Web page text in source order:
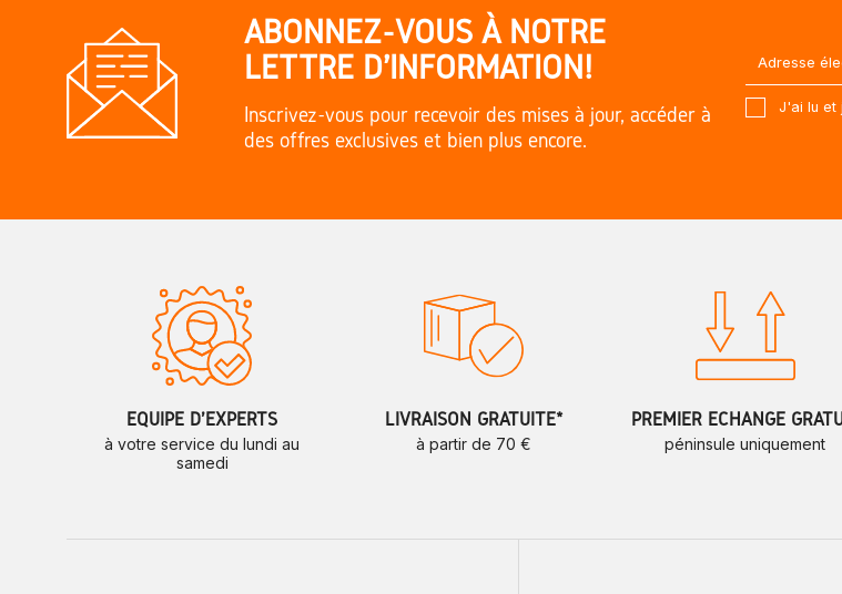
ABONNEZ-VOUS À NOTRE
LETTRE D'INFORMATION!
Inscrivez-vous pour recevoir des mises à jour, accéder à
des offres exclusives et bien plus encore.
J'ai lu et
ÉQUIPE D'EXPERTS
à votre service du lundi au
samedi
LIVRAISON GRATUITE*
à partir de 70 €
PREMIER ÉCHANGE
péninsule uniquement